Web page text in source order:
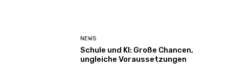
NEWS
Schule und KI: Große Chancen,
ungleiche Voraussetzungen